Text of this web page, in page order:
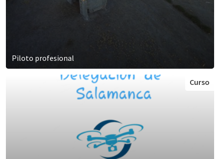
Piloto profesional
Curso